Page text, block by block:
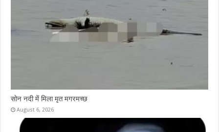
सोन नदी में मिला मृत मगरमच्छ
August 6, 2026